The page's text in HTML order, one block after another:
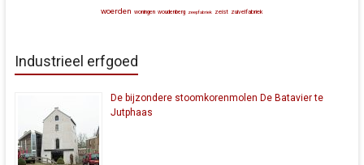
woerden woningen woudenberg zeepfabriek zeist zuivelfabriek
Industrieel erfgoed
De bijzondere stoomkorenmolen De Batavier te
Jutphaas